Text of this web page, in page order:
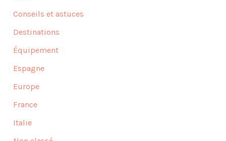
Conseils et astuces
Destinations
Équipement
Espagne
Europe
France
Italie